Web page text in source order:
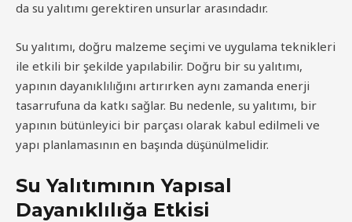
da su yalıtımı gerektiren unsurlar arasındadır.
Su yalıtımı, doğru malzeme seçimi ve uygulama teknikleri
ile etkili bir şekilde yapılabilir. Doğru bir su yalıtımı,
yapının dayanıklılığını artırırken aynı zamanda enerji
tasarrufuna da katkı sağlar. Bu nedenle, su yalıtımı, bir
yapının bütünleyici bir parçası olarak kabul edilmeli ve
yapı planlamasının en başında düşünülmelidir.
Su Yalıtımının Yapısal
Dayanıklılığa Etkisi